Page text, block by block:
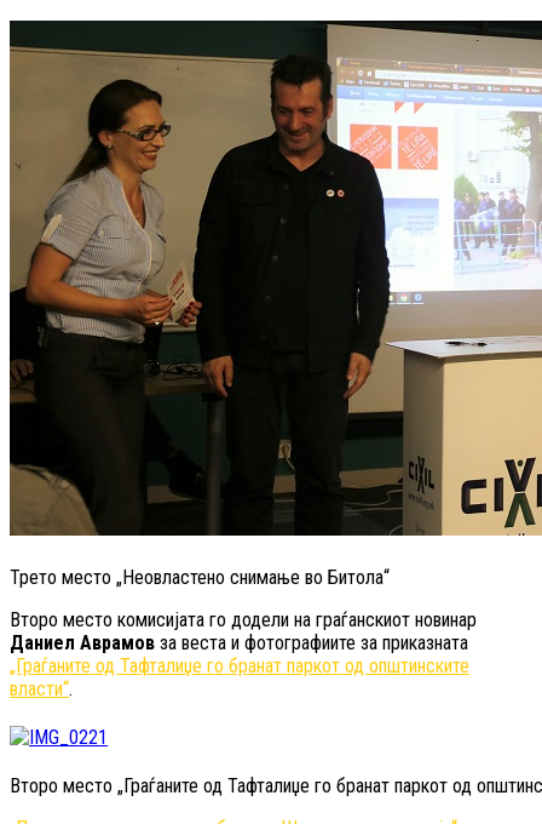
Трето место „Неовластено снимање во Битола“
Второ место комисијата го додели на граѓанскиот новинар
Даниел Аврамов за веста и фотографиите за приказната
„Граѓаните од Тафталиџе го бранат паркот од општинските
власти“.
Второ место „Граѓаните од Тафталиџе го бранат паркот од